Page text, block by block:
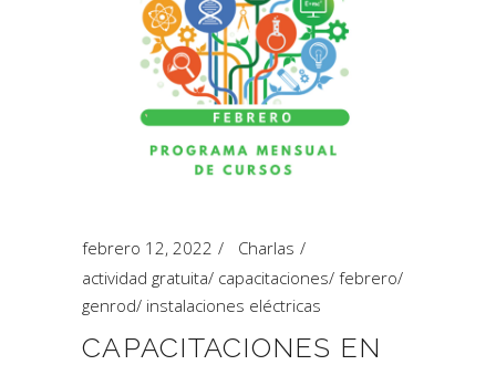
febrero 12, 2022
Charlas
actividad gratuita/ capacitaciones/ febrero/
genrod/ instalaciones eléctricas
CAPACITACIONES EN